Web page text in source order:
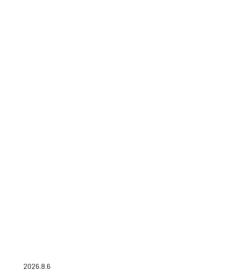
2026.8.6